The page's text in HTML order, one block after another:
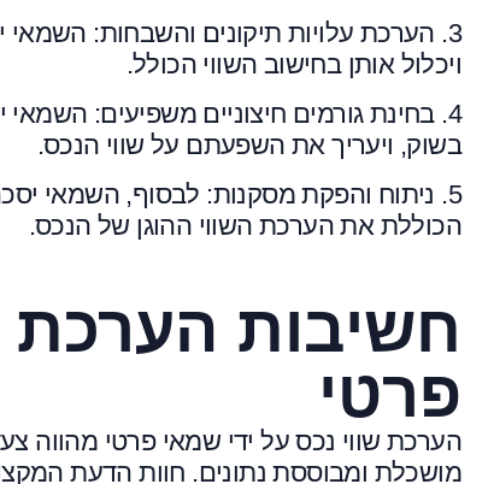
3. הערכת עלויות תיקונים והשבחות: השמאי
ויכלול אותן בחישוב השווי הכולל.
4. בחינת גורמים חיצוניים משפיעים: השמאי
בשוק, ויעריך את השפעתם על שווי הנכס.
5. ניתוח והפקת מסקנות: לבסוף, השמאי
הכוללת את הערכת השווי ההוגן של הנכס.
חשיבות הערכת
פרטי
הערכת שווי נכס על ידי שמאי פרטי מהווה
מושכלת ומבוססת נתונים. חוות הדעת